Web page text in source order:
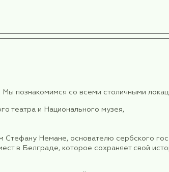
от площади Республики и храма
бесплатный Wi-Fi.
комфортного путешествия.
Скадарлия».